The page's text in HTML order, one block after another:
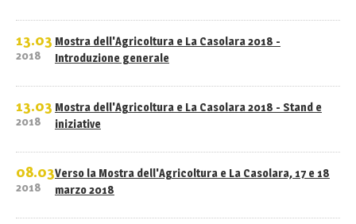
13.03
2018
Mostra dell'Agricoltura e La Casolara 2018 -
Introduzione generale
13.03
2018
Mostra dell'Agricoltura e La Casolara 2018 - Stand e
iniziative
08.03
2018
Verso la Mostra dell'Agricoltura e La Casolara, 17 e 18
marzo 2018